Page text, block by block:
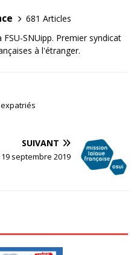
681 Articles
SNUipp. Premier syndicat
à l'étranger.
SUIVANT
19 septembre 2019